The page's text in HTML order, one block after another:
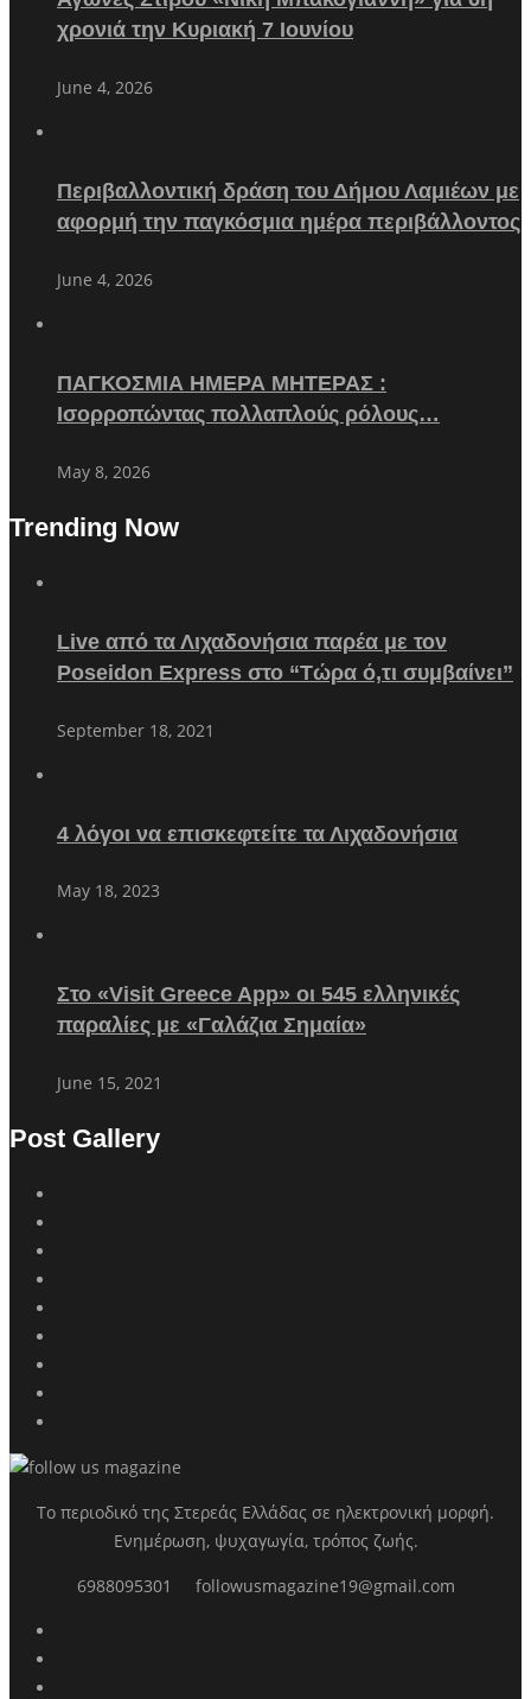
χρονιά την Κυριακή 7 Ιουνίου
June 4, 2026
Περιβαλλοντική δράση του Δήμου Λαμιέων με
αφορμή την παγκόσμια ημέρα περιβάλλοντος
June 4, 2026
ΠΑΓΚΟΣΜΙΑ ΗΜΕΡΑ ΜΗΤΕΡΑΣ :
Ισορροπώντας πολλαπλούς ρόλους…
May 8, 2026
Trending Now
Live από τα Λιχαδονήσια παρέα με τον
Poseidon Express στο “Τώρα ό,τι συμβαίνει”
September 18, 2021
4 λόγοι να επισκεφτείτε τα Λιχαδονήσια
May 18, 2023
Στο «Visit Greece App» οι 545 ελληνικές
παραλίες με «Γαλάζια Σημαία»
June 15, 2021
Post Gallery
Το περιοδικό της Στερεάς Ελλάδας σε ηλεκτρονική μορφή.
Ενημέρωση, ψυχαγωγία, τρόπος ζωής.
6988095301 followusmagazine19@gmail.com